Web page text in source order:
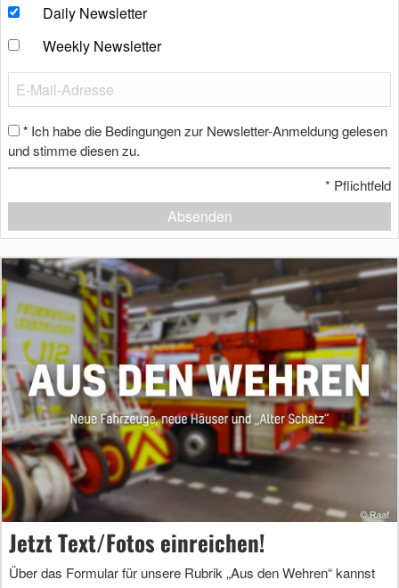
Daily Newsletter
Weekly Newsletter
* Ich habe die Bedingungen zur Newsletter-Anmeldung gelesen
und stimme diesen zu.
* Pflichtfeld
Absenden
Jetzt Text/Fotos einreichen!
Über das Formular für unsere Rubrik „Aus den Wehren“ kannst